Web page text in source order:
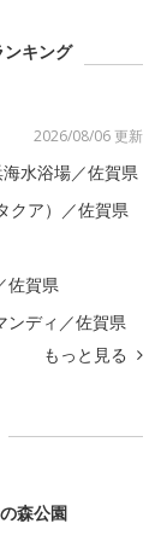
キング
2026/08/06 更新
水浴場／佐賀県
クア）／佐賀県
佐賀県
ンディ／佐賀県
もっと見る
森公園